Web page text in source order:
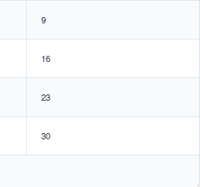
9
16
23
30